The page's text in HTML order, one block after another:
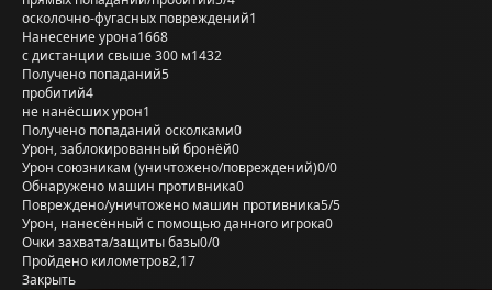
осколочно-фугасных повреждений1
Нанесение урона1668
с дистанции свыше 300 м1432
Получено попаданий5
пробитий4
не нанёсших урон1
Получено попаданий осколками0
Урон, заблокированный бронёй0
Урон союзникам (уничтожено/повреждений)0/0
Обнаружено машин противника0
Повреждено/уничтожено машин противника5/5
Урон, нанесённый с помощью данного игрока0
Очки захвата/защиты базы0/0
Пройдено километров2,17
Закрыть